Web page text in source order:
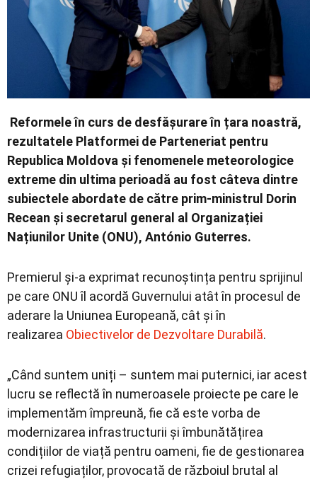
Reformele în curs de desfășurare în țara noastră,
rezultatele Platformei de Parteneriat pentru
Republica Moldova și fenomenele meteorologice
extreme din ultima perioadă au fost câteva dintre
subiectele abordate de către prim-ministrul Dorin
Recean și secretarul general al Organizației
Națiunilor Unite (ONU), António Guterres.
Premierul și-a exprimat recunoștința pentru sprijinul
pe care ONU îl acordă Guvernului atât în procesul de
aderare la Uniunea Europeană, cât și în
realizarea Obiectivelor de Dezvoltare Durabilă.
„Când suntem uniți – suntem mai puternici, iar acest
lucru se reflectă în numeroasele proiecte pe care le
implementăm împreună, fie că este vorba de
modernizarea infrastructurii și îmbunătățirea
condițiilor de viață pentru oameni, fie de gestionarea
crizei refugiaților, provocată de războiul brutal al